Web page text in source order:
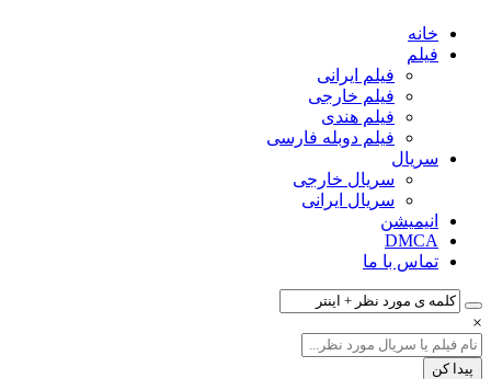
خانه
فیلم‌
فیلم ایرانی
فیلم خارجی
فیلم هندی
فیلم دوبله فارسی
سریال‌
سریال خارجی
سریال ایرانی
انیمیشن
DMCA
تماس با ما
×